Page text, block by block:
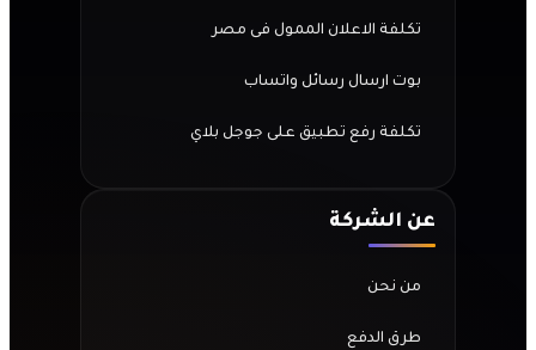
تكلفة الاعلان الممول فى مصر
بوت ارسال رسائل واتساب
تكلفة رفع تطبيق على جوجل بلاي
عن الشركة
من نحن
طرق الدفع